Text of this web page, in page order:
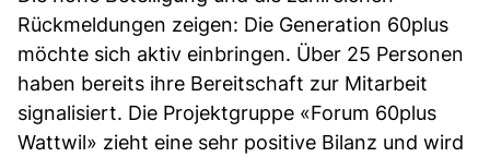
Rückmeldungen zeigen: Die Generation 60plus
möchte sich aktiv einbringen. Über 25 Personen
haben bereits ihre Bereitschaft zur Mitarbeit
signalisiert. Die Projektgruppe «Forum 60plus
Wattwil» zieht eine sehr positive Bilanz und wird